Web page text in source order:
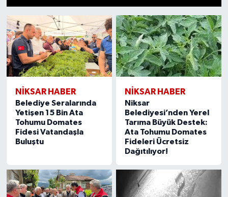
NİKSAR HABER
Belediye Seralarında
Yetişen 15 Bin Ata
Tohumu Domates
Fidesi Vatandaşla
Buluştu
NİKSAR HABER
Niksar
Belediyesi’nden Yerel
Tarıma Büyük Destek:
Ata Tohumu Domates
Fideleri Ücretsiz
Dağıtılıyor!